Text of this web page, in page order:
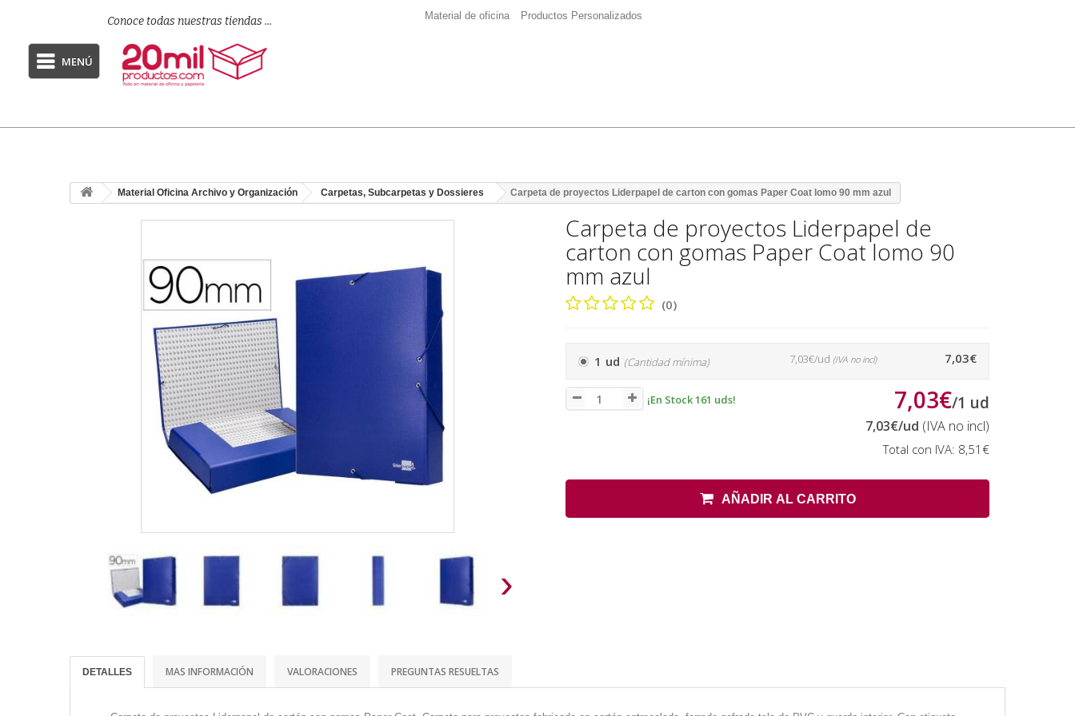
Conoce todas nuestras tiendas ... Material de oficina Productos Personalizados
MENÚ
Material Oficina Archivo y Organización Carpetas, Subcarpetas y Dossieres Carpeta de proyectos Liderpapel de carton con gomas Paper Coat lomo 90 mm azul
›
Carpeta de proyectos Liderpapel de
carton con gomas Paper Coat lomo 90
mm azul
(0)
1 ud (Cantidad mínima) 7,03€
7,03€/ud (IVA no incl)
¡En Stock 161 uds! 7,03€/1 ud
7,03€/ud (IVA no incl)
Total con IVA: 8,51€
AÑADIR AL CARRITO
DETALLES MAS INFORMACIÓN VALORACIONES PREGUNTAS RESUELTAS